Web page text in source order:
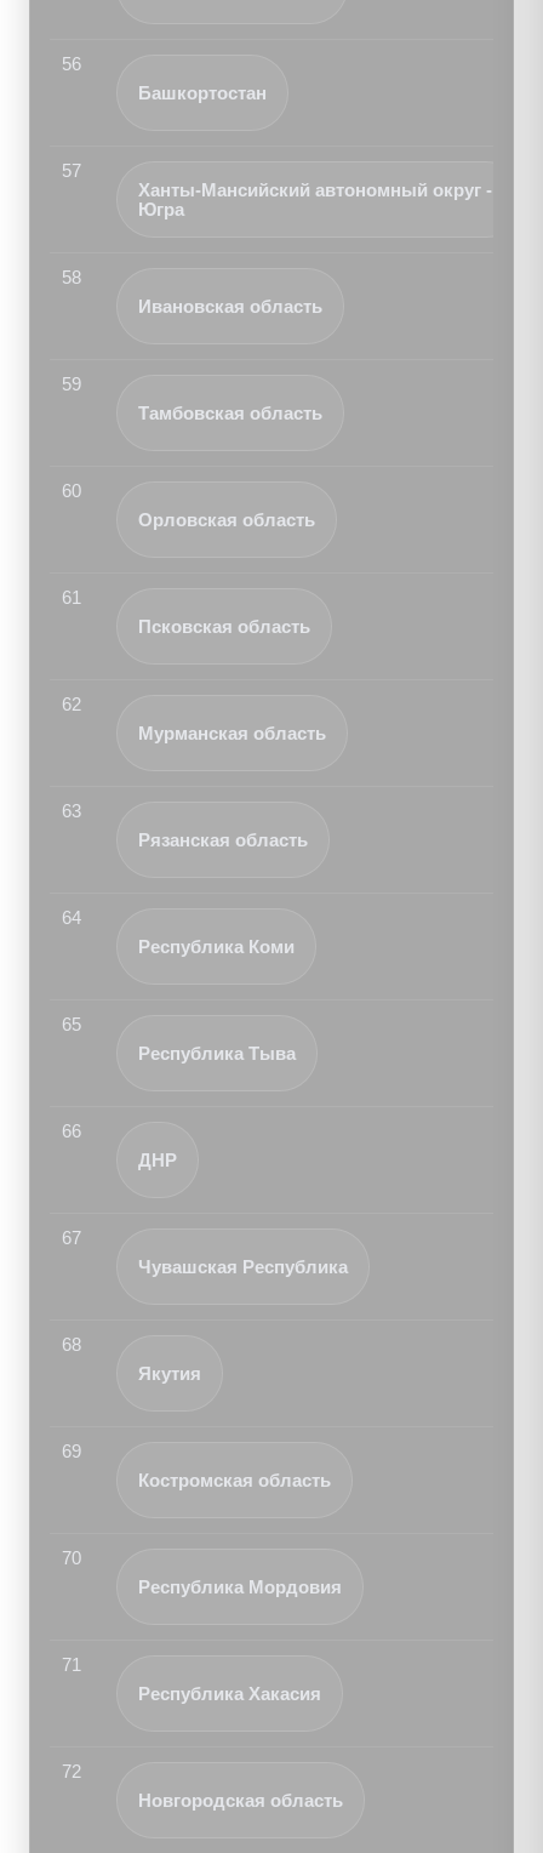
56
Башкортостан
57
Ханты-Мансийский автономный округ -
Югра
58
Ивановская область
59
Тамбовская область
60
Орловская область
61
Псковская область
62
Мурманская область
63
Рязанская область
64
Республика Коми
65
Республика Тыва
66
ДНР
67
Чувашская Республика
68
Якутия
69
Костромская область
70
Республика Мордовия
71
Республика Хакасия
72
Новгородская область